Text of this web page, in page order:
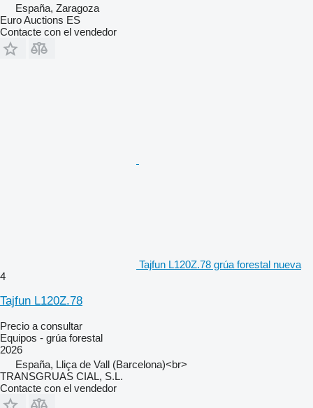
España, Zaragoza
Euro Auctions ES
Contacte con el vendedor
Tajfun L120Z.78 grúa forestal nueva
4
Tajfun L120Z.78
Precio a consultar
Equipos - grúa forestal
2026
España, Lliça de Vall (Barcelona)<br>
TRANSGRUAS CIAL, S.L.
Contacte con el vendedor